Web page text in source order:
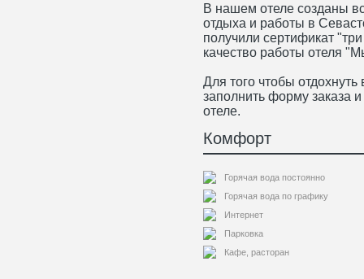
В нашем отеле созданы
отдыха и работы в
получили сертификат
качество работы отеля
Для того чтобы
заполнить форму заказа
отеле.
Комфорт
Горячая вода постоянно
Горячая вода по графику
Интернет
Парковка
Кафе, расторан